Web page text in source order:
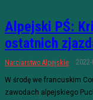
Alpejski PŚ:
ostatnich
Narciarstwo Alpejskie
W środę we francuskim
zawodach alpejskiego